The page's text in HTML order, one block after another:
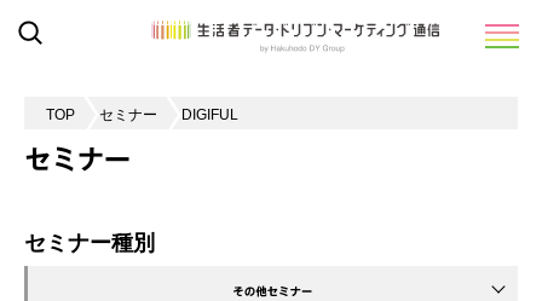
TOP セミナー DIGIFUL
セミナー
セミナー種別